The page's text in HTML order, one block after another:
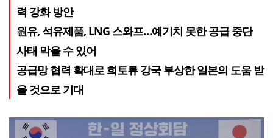
력 강화 방안
원유, 석유제품, LNG 스와프…예기치 못한 공급 중단
사태 막을 수 있어
공급망 협력 확대로 희토류 강국 부상한 일본의 도움 받
을 것으로 기대